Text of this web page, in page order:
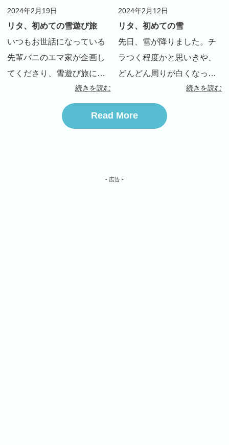
2024年2月19日
リタ、初めての雪遊び旅
いつもお世話になっている
先輩バニのエマ家が企画し
てくださり、雪遊び旅に行
ってきました！ 今回、ウチ
の旦那さんの都合が合わず
で、参加を断念しかけたの
続きを読む
2024年2月12日
リタ、初めての雪
先日、雪が降りました。チ
ラつく程度かと思いきや、
どんどん周りが白くなって
いき、15時頃にはしっかり
積もりました。これは、遊
べる！となり、早速外へ。
[…]
続きを読む
Read More
- 広告 -